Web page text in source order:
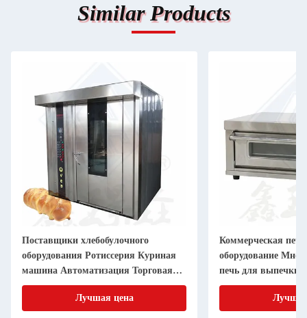
Similar Products
Поставщики хлебобулочного
оборудования Ротиссерия Куриная
машина Автоматизация Торговая
пекарня Ротационная печь
Лучшая цена
Коммерческая
оборудование
печь для выпечки
Электрическая